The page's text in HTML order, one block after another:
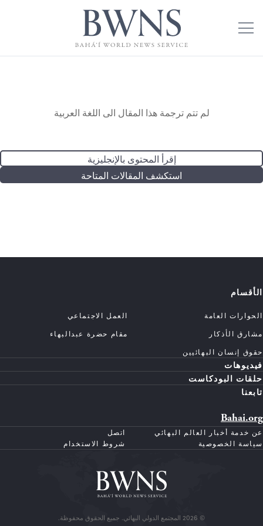
لم تتم ترجمة هذا المقال الى اللغة العربية
إقرأ المحتوى بالإنجليزية
استكشف المقالات المتاحة
الأقسام
الحوارات العامة
العمل الاجتماعي
مشارق الأذكار
مقام حضرة عبدالبهاء
حقوق إنسان البهائيين
فيديوهات
حلقات البودكاست
تابعنا
Bahai.org
عن خدمة أخبار العالم البهائي
اتصل
سياسة الخصوصية
شروط الاستخدام
© 2026 المجتمع الدولي البهائي. جميع الحقوق محفوظة.